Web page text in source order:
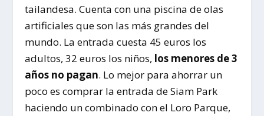
tailandesa. Cuenta con una piscina de olas
artificiales que son las más grandes del
mundo. La entrada cuesta 45 euros los
adultos, 32 euros los niños, los menores de 3
años no pagan. Lo mejor para ahorrar un
poco es comprar la entrada de Siam Park
haciendo un combinado con el Loro Parque,